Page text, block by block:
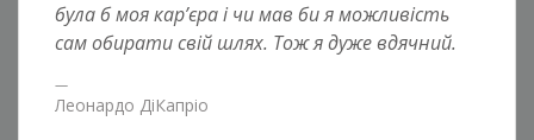
була б моя кар’єра і чи мав би я можливість
сам обирати свій шлях. Тож я дуже вдячний.
Леонардо ДіКапріо